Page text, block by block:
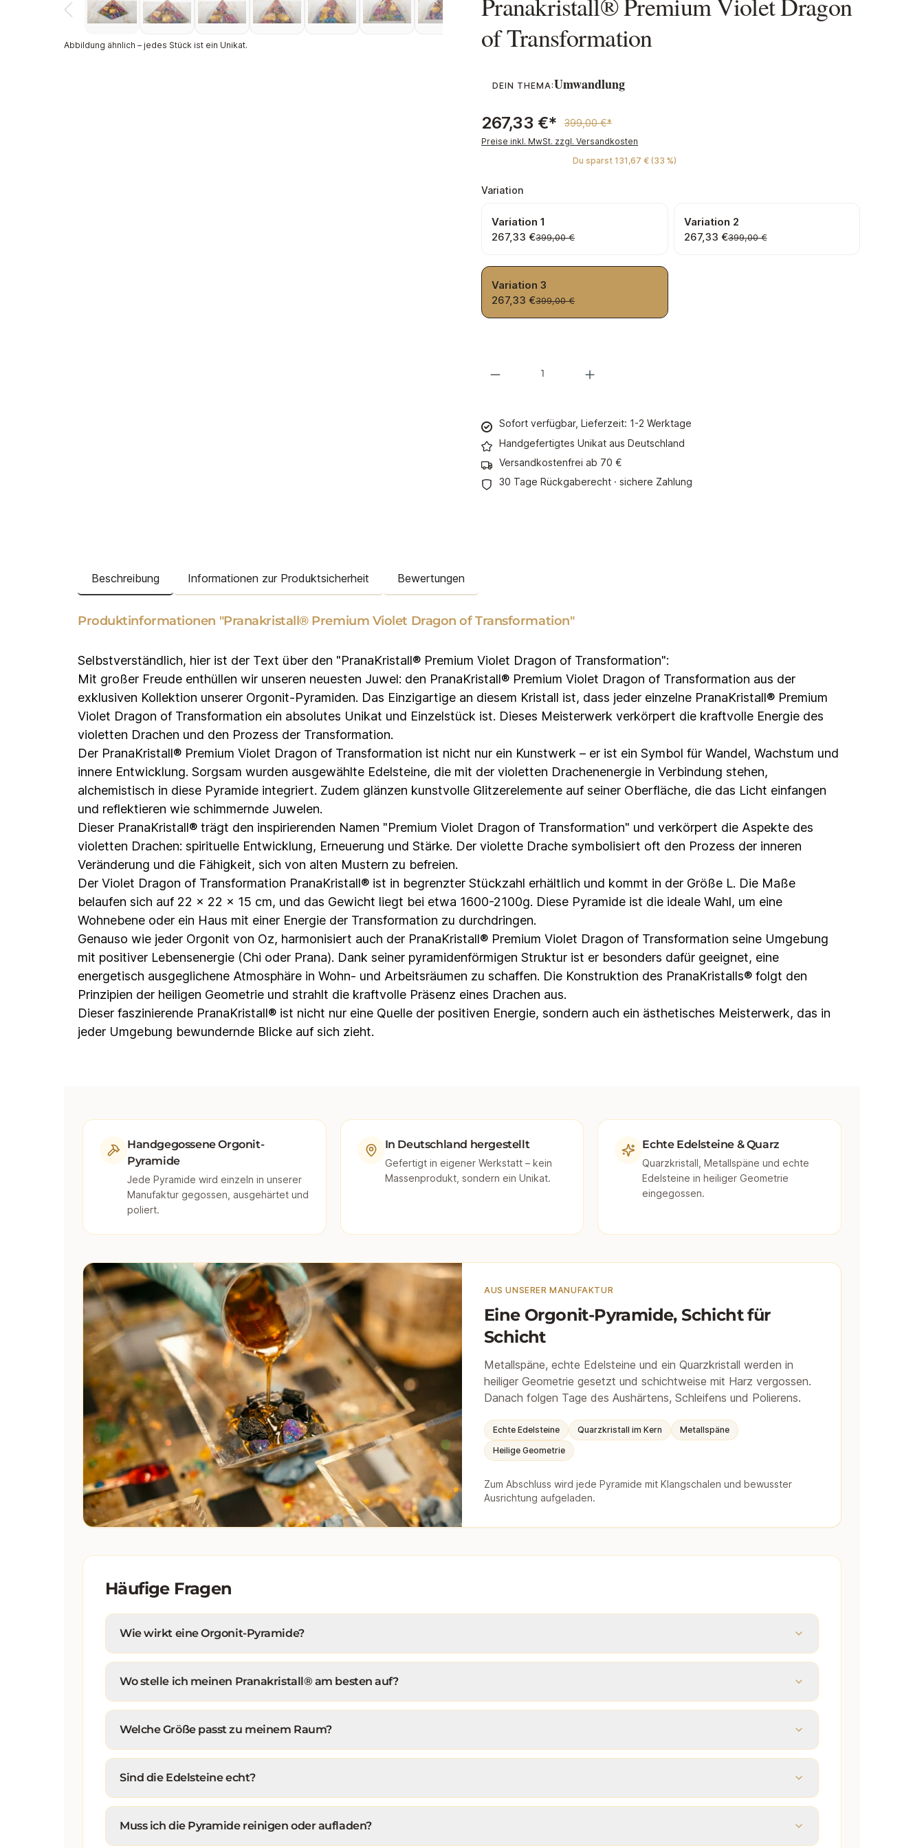
Abbildung ähnlich – jedes Stück ist ein Unikat.
of Transformation
DEIN THEMA:Umwandlung
267,33 €* 399,00 €*
Du sparst 131,67 € (33 %)
Preise inkl. MwSt. zzgl. Versandkosten
Variationauswählen
Variation 1
267,33 €399,00 €
Variation 2
267,33 €399,00 €
Variation 3
267,33 €399,00 €
Sofort verfügbar, Lieferzeit: 1-2 Werktage
Handgefertigtes Unikat aus Deutschland
Versandkostenfrei ab 70 €
30 Tage Rückgaberecht · sichere Zahlung
Beschreibung Informationen zur Produktsicherheit Bewertungen
Produktinformationen "Pranakristall® Premium Violet Dragon of Transformation"
Selbstverständlich, hier ist der Text über den "PranaKristall® Premium Violet Dragon of Transformation":
Mit großer Freude enthüllen wir unseren neuesten Juwel: den PranaKristall® Premium Violet Dragon of Transformation aus der
exklusiven Kollektion unserer Orgonit-Pyramiden. Das Einzigartige an diesem Kristall ist, dass jeder einzelne PranaKristall® Premium
Violet Dragon of Transformation ein absolutes Unikat und Einzelstück ist. Dieses Meisterwerk verkörpert die kraftvolle Energie des
violetten Drachen und den Prozess der Transformation.
Der PranaKristall® Premium Violet Dragon of Transformation ist nicht nur ein Kunstwerk – er ist ein Symbol für Wandel, Wachstum und
innere Entwicklung. Sorgsam wurden ausgewählte Edelsteine, die mit der violetten Drachenenergie in Verbindung stehen,
alchemistisch in diese Pyramide integriert. Zudem glänzen kunstvolle Glitzerelemente auf seiner Oberfläche, die das Licht einfangen
und reflektieren wie schimmernde Juwelen.
Dieser PranaKristall® trägt den inspirierenden Namen "Premium Violet Dragon of Transformation" und verkörpert die Aspekte des
violetten Drachen: spirituelle Entwicklung, Erneuerung und Stärke. Der violette Drache symbolisiert oft den Prozess der inneren
Veränderung und die Fähigkeit, sich von alten Mustern zu befreien.
Der Violet Dragon of Transformation PranaKristall® ist in begrenzter Stückzahl erhältlich und kommt in der Größe L. Die Maße
belaufen sich auf 22 x 22 x 15 cm, und das Gewicht liegt bei etwa 1600-2100g. Diese Pyramide ist die ideale Wahl, um eine
Wohnebene oder ein Haus mit einer Energie der Transformation zu durchdringen.
Genauso wie jeder Orgonit von Oz, harmonisiert auch der PranaKristall® Premium Violet Dragon of Transformation seine Umgebung
mit positiver Lebensenergie (Chi oder Prana). Dank seiner pyramidenförmigen Struktur ist er besonders dafür geeignet, eine
energetisch ausgeglichene Atmosphäre in Wohn- und Arbeitsräumen zu schaffen. Die Konstruktion des PranaKristalls® folgt den
Prinzipien der heiligen Geometrie und strahlt die kraftvolle Präsenz eines Drachen aus.
Dieser faszinierende PranaKristall® ist nicht nur eine Quelle der positiven Energie, sondern auch ein ästhetisches Meisterwerk, das in
jeder Umgebung bewundernde Blicke auf sich zieht.
Handgegossene Orgonit-
Pyramide
Jede Pyramide wird einzeln in unserer
Manufaktur gegossen, ausgehärtet und
poliert.
In Deutschland hergestellt
Gefertigt in eigener Werkstatt – kein
Massenprodukt, sondern ein Unikat.
Echte Edelsteine & Quarz
Quarzkristall, Metallspäne und echte
Edelsteine in heiliger Geometrie
eingegossen.
AUS UNSERER MANUFAKTUR
Eine Orgonit-Pyramide, Schicht für
Schicht
Metallspäne, echte Edelsteine und ein Quarzkristall werden in
heiliger Geometrie gesetzt und schichtweise mit Harz vergossen.
Danach folgen Tage des Aushärtens, Schleifens und Polierens.
Echte Edelsteine Quarzkristall im Kern
Metallspäne
Heilige Geometrie
Zum Abschluss wird jede Pyramide mit Klangschalen und bewusster
Ausrichtung aufgeladen.
Häufige Fragen
Wie wirkt eine Orgonit-Pyramide?
Wo stelle ich meinen Pranakristall® am besten auf?
Welche Größe passt zu meinem Raum?
Sind die Edelsteine echt?
Muss ich die Pyramide reinigen oder aufladen?